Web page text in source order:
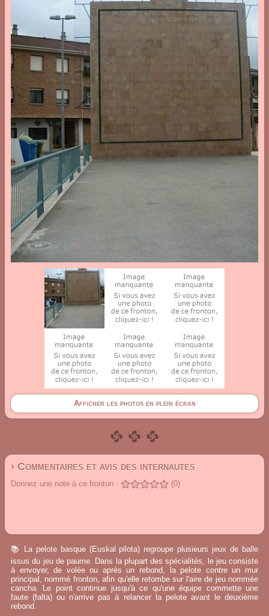
Afficher les photos en plein écran
› Commentaires et avis des internautes
Donnez une note à ce fronton : (0)
📚 La pelote basque (Euskal pilota) regroupe plusieurs jeux de balle
issus du jeu de paume. Dans la plupart des spécialités, le jeu consiste
à envoyer, de volée ou après un rebond, la pelote contre un mur
principal, nommé fronton, afin qu'elle retombe sur l'aire de jeu nommée
cancha. Le point continue jusqu'à ce qu'une équipe commette une
faute (falta) ou n'arrive pas à relancer la pelote avant le deuxième
rebond.